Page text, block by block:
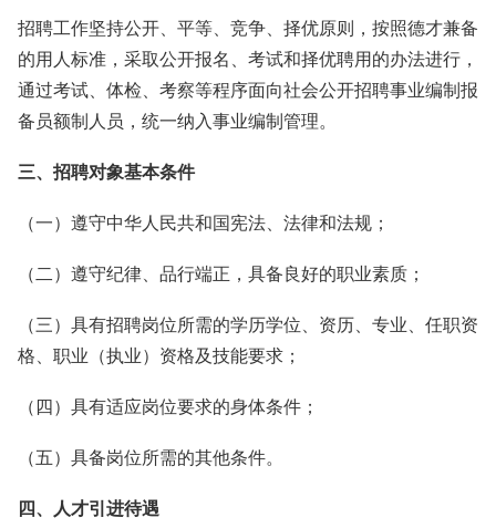
招聘工作坚持公开、平等、竞争、择优原则，按照德才兼备
的用人标准，采取公开报名、考试和择优聘用的办法进行，
通过考试、体检、考察等程序面向社会公开招聘事业编制报
备员额制人员，统一纳入事业编制管理。
三、招聘对象基本条件
（一）遵守中华人民共和国宪法、法律和法规；
（二）遵守纪律、品行端正，具备良好的职业素质；
（三）具有招聘岗位所需的学历学位、资历、专业、任职资
格、职业（执业）资格及技能要求；
（四）具有适应岗位要求的身体条件；
（五）具备岗位所需的其他条件。
四、人才引进待遇